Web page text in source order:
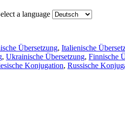
a language
Übersetzung, Italienische
, Ukrainische Übersetzung, Finnische
Konjugation, Russische